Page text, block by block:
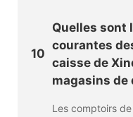
10
Quelles sont
courantes
caisse de
magasins de
Les comptoirs